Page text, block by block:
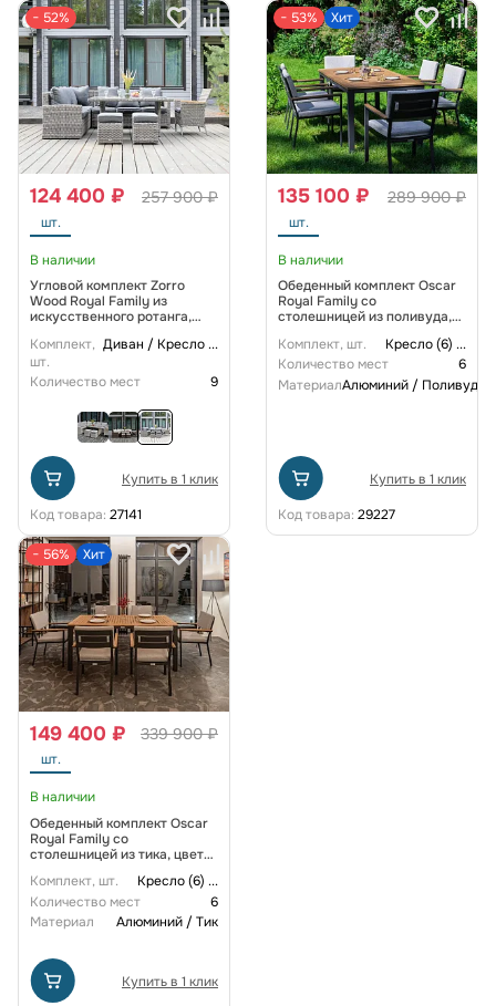
− 52%
257 900 ₽
124 400 ₽
шт.
В наличии
Угловой комплект Zorro
Wood Royal Family из
искусственного ротанга,
Комплект,
шт.
Диван / Кресло...
Количество мест 9
Купить в 1 клик
Код товара: 27141
− 53% Хит
289 900 ₽
135 100 ₽
шт.
В наличии
Обеденный комплект Oscar
Royal Family со
столешницей из поливуда,
Комплект, шт. Кресло (6) ...
Количество мест
6
МатериалАлюминий / Поливуд
Купить в 1 клик
Код товара: 29227
− 56% Хит
339 900 ₽
149 400 ₽
шт.
В наличии
Обеденный комплект Oscar
Royal Family со
столешницей из тика, цвет
Комплект, шт. Кресло (6) ...
Количество мест
6
Материал
Алюминий / Тик
Купить в 1 клик